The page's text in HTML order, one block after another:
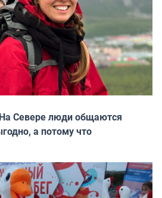
Севере люди общаются
а потому что